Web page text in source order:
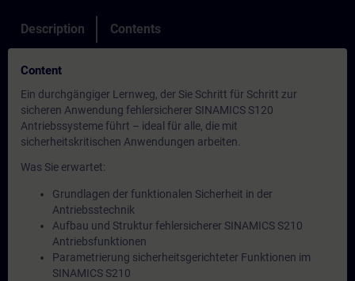
Description Contents
Content
Ein durchgängiger Lernweg, der Sie Schritt für Schritt zur
sicheren Anwendung fehlersicherer SINAMICS S120
Antriebssysteme führt – ideal für alle, die mit
sicherheitskritischen Anwendungen arbeiten.
Was Sie erwartet:
Grundlagen der funktionalen Sicherheit in der
Antriebsstechnik
Aufbau und Struktur fehlersicherer SINAMICS S210
Antriebsfunktionen
Parametrierung sicherheitsgerichteter Funktionen im
SINAMICS S210